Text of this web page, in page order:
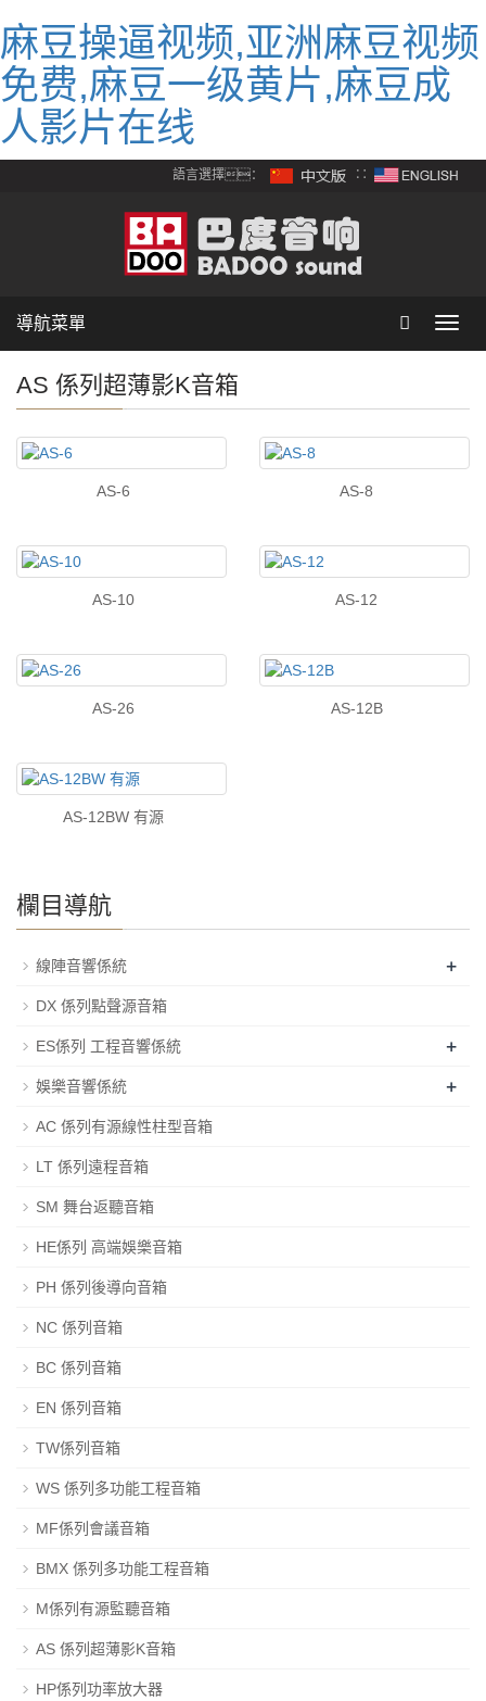
麻豆操逼视频,亚洲麻豆视频
免费,麻豆一级黄片,麻豆成
人影片在线
語言選擇： ∷
導航菜單
AS 係列超薄影K音箱
AS-6 AS-8
AS-10 AS-12
AS-26 AS-12B
AS-12BW 有源
欄目導航
線陣音響係統 +
DX 係列點聲源音箱
ES係列 工程音響係統 +
娛樂音響係統 +
AC 係列有源線性柱型音箱
LT 係列遠程音箱
SM 舞台返聽音箱
HE係列 高端娛樂音箱
PH 係列後導向音箱
NC 係列音箱
BC 係列音箱
EN 係列音箱
TW係列音箱
WS 係列多功能工程音箱
MF係列會議音箱
BMX 係列多功能工程音箱
M係列有源監聽音箱
AS 係列超薄影K音箱
HP係列功率放大器